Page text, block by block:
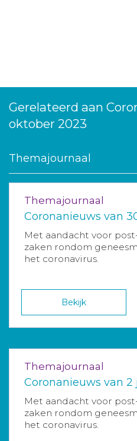
Gerelateerd aan
oktober 2023
Themajournaal
Themajournaal
Coronanieuws van
Met aandacht voor
zaken rondom
het coronavirus.
Bekijk
Themajournaal
Coronanieuws van 2
Met aandacht voor
zaken rondom
het coronavirus.